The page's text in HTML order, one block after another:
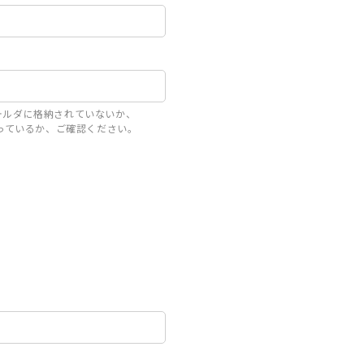
ダに格納されていないか、
いるか、ご確認ください。